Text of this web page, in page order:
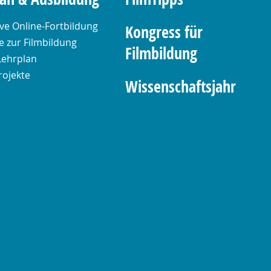
Online-Fortbildung
zur Filmbildung
Kongress für
Filmbildung
Wissenschaftsjahr